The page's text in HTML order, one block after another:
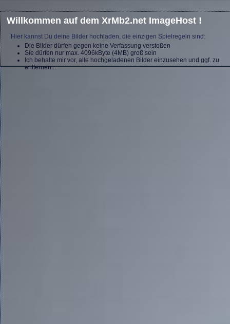
Willkommen auf dem XrMb2.net ImageHost !
Hier kannst Du deine Bilder hochladen, die einzigen Spielregeln sind:
Die Bilder dürfen gegen keine Verfassung verstoßen
Sie dürfen nur max. 4096kByte (4MB) groß sein
Ich behalte mir vor, alle hochgeladenen Bilder einzusehen und ggf. zu
entfernen...